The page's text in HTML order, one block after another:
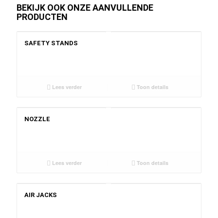
BEKIJK OOK ONZE AANVULLENDE
PRODUCTEN
SAFETY STANDS
Lees verder Toon details
NOZZLE
Lees verder Toon details
AIR JACKS